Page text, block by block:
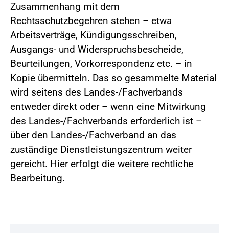
Zusammenhang mit dem
Rechtsschutzbegehren stehen – etwa
Arbeitsverträge, Kündigungsschreiben,
Ausgangs- und Widerspruchsbescheide,
Beurteilungen, Vorkorrespondenz etc. – in
Kopie übermitteln. Das so gesammelte Material
wird seitens des Landes-/Fachverbands
entweder direkt oder – wenn eine Mitwirkung
des Landes-/Fachverbands erforderlich ist –
über den Landes-/Fachverband an das
zuständige Dienstleistungszentrum weiter
gereicht. Hier erfolgt die weitere rechtliche
Bearbeitung.